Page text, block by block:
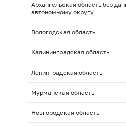
Архангельская область без
автономному округу
Вологодская область
Калининградская область
Ленинградская область
Мурманская область
Новгородская область